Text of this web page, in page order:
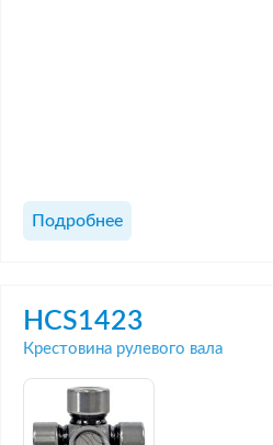
Подробнее
HCS1423
Крестовина рулевого вала